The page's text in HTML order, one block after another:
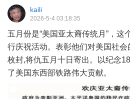
kaili
2026-5-4 03:18:35
五月份是“美国亚太裔传统月”，这
行庆祝活动。表彰他们对美国社
枚封,将仇五月十日寄出。以纪念
了美国东西部铁路伟大贡献。